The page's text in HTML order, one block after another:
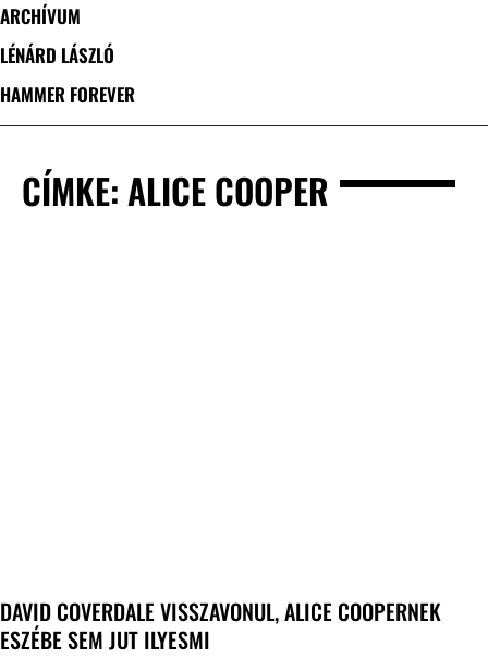
ARCHÍVUM
LÉNÁRD LÁSZLÓ
HAMMER FOREVER
CÍMKE: ALICE COOPER
DAVID COVERDALE VISSZAVONUL, ALICE COOPERNEK
ESZÉBE SEM JUT ILYESMI